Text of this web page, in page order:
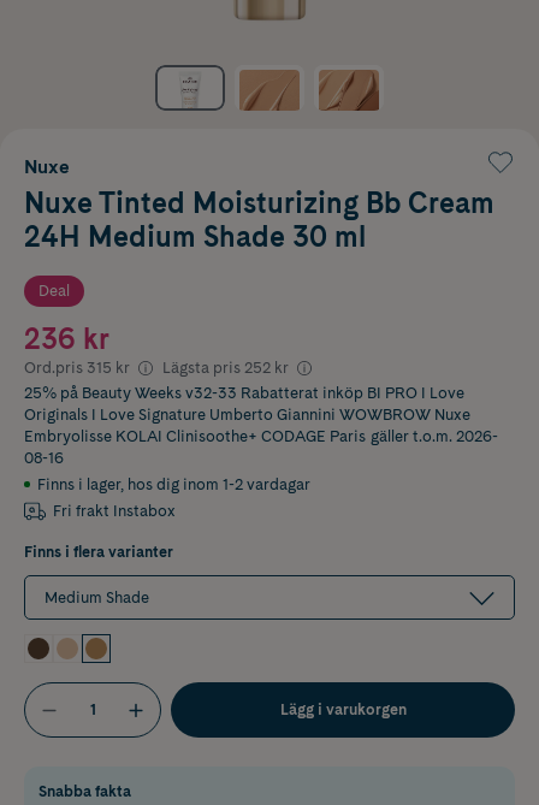
Nuxe
Nuxe Tinted Moisturizing Bb Cream
24H Medium Shade 30 ml
Deal
236 kr
Ord.pris 315 kr Lägsta pris 252 kr
25% på Beauty Weeks v32-33 Rabatterat inköp BI PRO I Love
Originals I Love Signature Umberto Giannini WOWBROW Nuxe
Embryolisse KOLAI Clinisoothe+ CODAGE Paris gäller t.o.m. 2026-
08-16
Finns i lager, hos dig inom 1-2 vardagar
Fri frakt Instabox
Finns i flera varianter
Medium Shade
Lägg i varukorgen
Snabba fakta